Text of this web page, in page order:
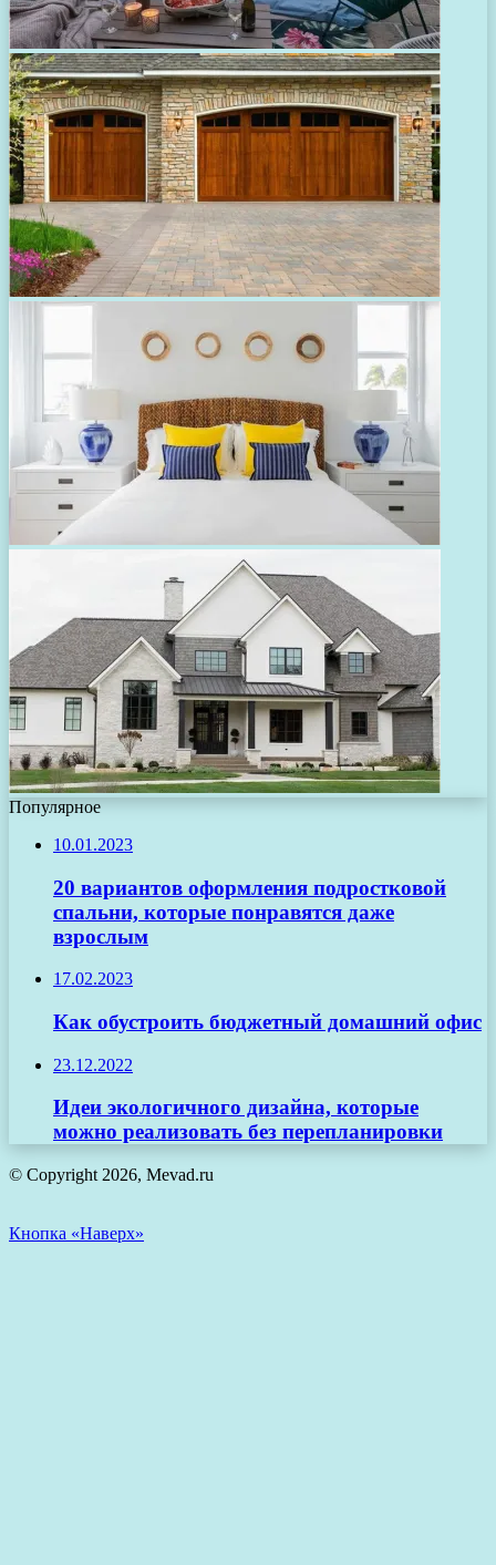
Популярное
10.01.2023
20 вариантов оформления подростковой
спальни, которые понравятся даже
взрослым
17.02.2023
Как обустроить бюджетный домашний офис
23.12.2022
Идеи экологичного дизайна, которые
можно реализовать без перепланировки
© Copyright 2026, Mevad.ru
Кнопка «Наверх»